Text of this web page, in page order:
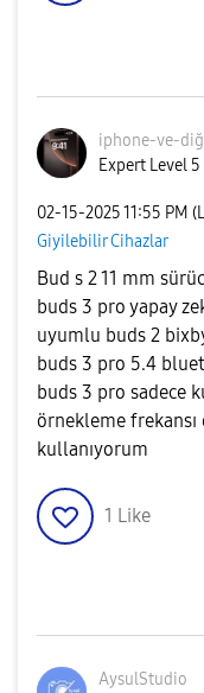
iphone-ve-
Expert Level 5
‎02-15-202511:55 PM
Giyilebilir Cihazlar
Bud s 2 11 mm
buds 3 pro yapay
uyumlu buds 2
buds 3 pro 5.4
buds 3 pro sadece
örnekleme frekansı
kullanıyorum
1 Like
AysulStudio